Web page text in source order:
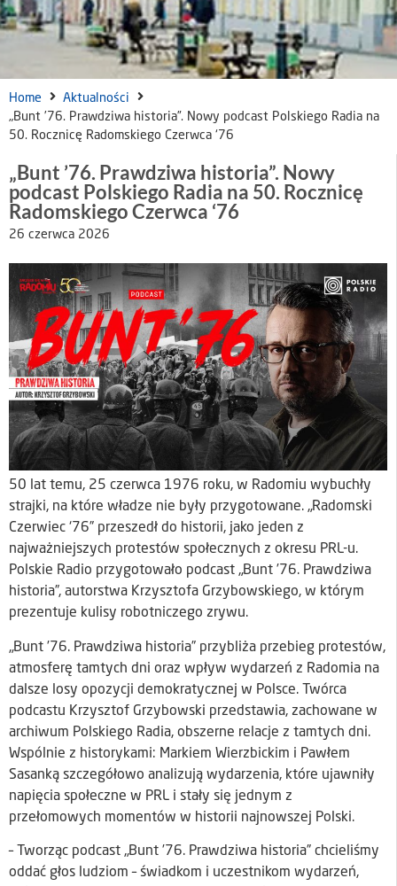
Home
Aktualności
„Bunt ’76. Prawdziwa historia”. Nowy podcast Polskiego Radia na
50. Rocznicę Radomskiego Czerwca ‘76
„Bunt ’76. Prawdziwa historia”. Nowy
podcast Polskiego Radia na 50. Rocznicę
Radomskiego Czerwca ‘76
26 czerwca 2026
50 lat temu, 25 czerwca 1976 roku, w Radomiu wybuchły
strajki, na które władze nie były przygotowane. „Radomski
Czerwiec ‘76” przeszedł do historii, jako jeden z
najważniejszych protestów społecznych z okresu PRL-u.
Polskie Radio przygotowało podcast „Bunt ’76. Prawdziwa
historia”, autorstwa Krzysztofa Grzybowskiego, w którym
prezentuje kulisy robotniczego zrywu.
„Bunt ’76. Prawdziwa historia” przybliża przebieg protestów,
atmosferę tamtych dni oraz wpływ wydarzeń z Radomia na
dalsze losy opozycji demokratycznej w Polsce. Twórca
podcastu Krzysztof Grzybowski przedstawia, zachowane w
archiwum Polskiego Radia, obszerne relacje z tamtych dni.
Wspólnie z historykami: Markiem Wierzbickim i Pawłem
Sasanką szczegółowo analizują wydarzenia, które ujawniły
napięcia społeczne w PRL i stały się jednym z
przełomowych momentów w historii najnowszej Polski.
– Tworząc podcast „Bunt ’76. Prawdziwa historia” chcieliśmy
oddać głos ludziom – świadkom i uczestnikom wydarzeń,